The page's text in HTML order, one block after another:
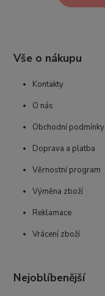
Vše o nákupu
Kontakty
O nás
Obchodní podmínky
Doprava a platba
Věrnostní program
Výměna zboží
Reklamace
Vrácení zboží
Nejoblíbenější